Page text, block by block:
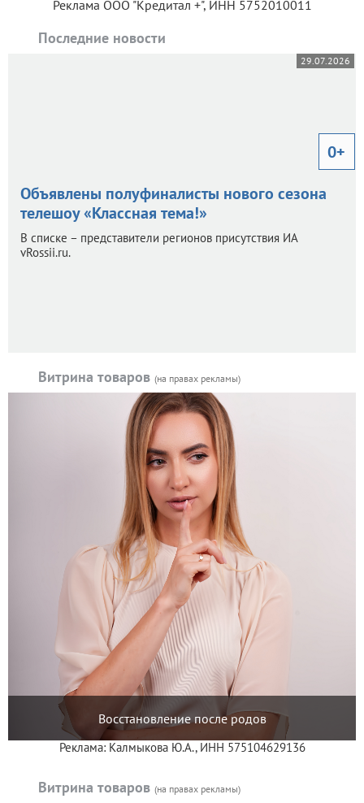
Реклама ООО "Кредитал +", ИНН 5752010011
Последние новости
29.07.2026
0+
Объявлены полуфиналисты нового сезона
телешоу «Классная тема!»
В списке – представители регионов присутствия ИА
vRossii.ru.
Витрина товаров (на правах рекламы)
Восстановление после родов
Реклама: Калмыкова Ю.А., ИНН 575104629136
Витрина товаров (на правах рекламы)